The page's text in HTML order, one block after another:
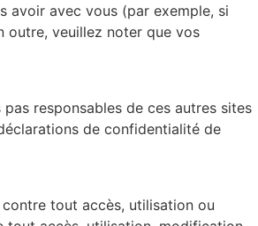
avoir avec vous (par exemple, si
outre, veuillez noter que vos
responsables de ces autres sites
de confidentialité de
tout accès, utilisation ou